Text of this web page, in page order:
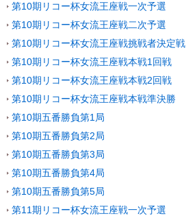
第10期リコー杯女流王座戦一次予選
第10期リコー杯女流王座戦二次予選
第10期リコー杯女流王座戦挑戦者決定戦
第10期リコー杯女流王座戦本戦1回戦
第10期リコー杯女流王座戦本戦2回戦
第10期リコー杯女流王座戦本戦準決勝
第10期五番勝負第1局
第10期五番勝負第2局
第10期五番勝負第3局
第10期五番勝負第4局
第10期五番勝負第5局
第11期リコー杯女流王座戦一次予選